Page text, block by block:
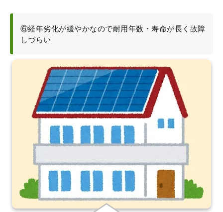
⑥経年劣化が緩やかなので耐用年数・寿命が長く故障
しづらい